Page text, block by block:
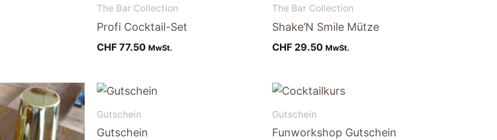
The Bar Collection
Profi Cocktail-Set
CHF 77.50 MwSt.
The Bar Collection
Shake’N Smile Mütze
CHF 29.50 MwSt.
Gutschein
Gutschein
Preisspanne:
CHF 500.00
Gutschein
Funworkshop Gutschein